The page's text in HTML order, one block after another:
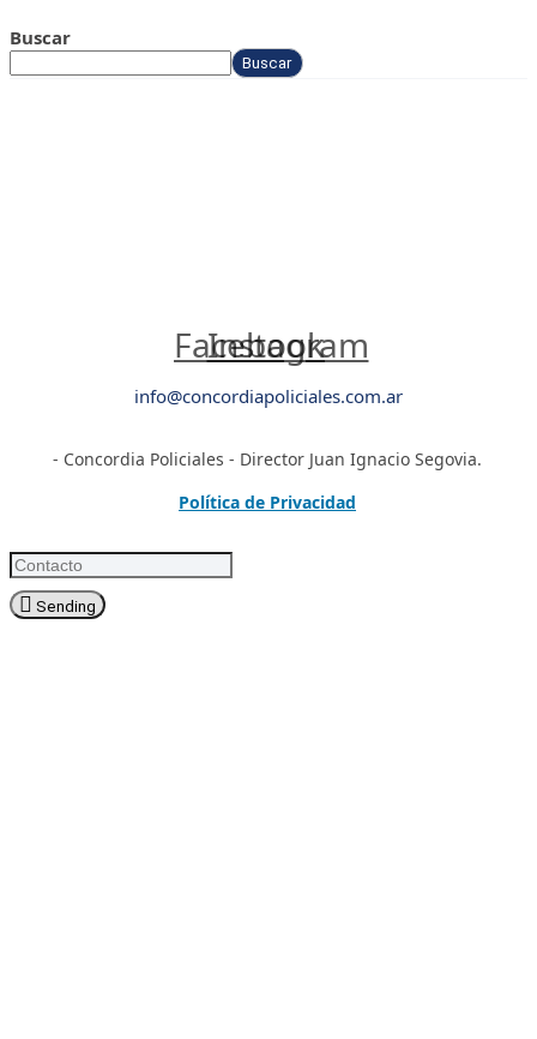
Buscar
Buscar
Facebook
Instagram
info@concordiapoliciales.com.ar
- Concordia Policiales - Director Juan Ignacio Segovia.
Política de Privacidad
Sending